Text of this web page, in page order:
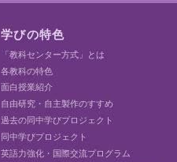
学びの特色
「教科センター方式」とは
各教科の特色
面白授業紹介
自由研究・自主製作のすすめ
過去の同中学びプロジェクト
同中学びプロジェクト
英語力強化・国際交流プログラム